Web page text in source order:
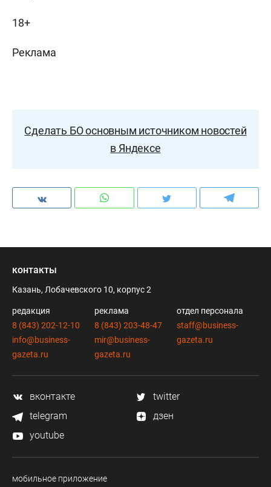
18+
Реклама
Сделать БО основным источником новостей
в Яндексе
контакты
Казань, Лобачевского 10, корпус 2
редакция
8 (843) 202-12-10
info@business-
gazeta.ru
реклама
8 (843) 203-48-47
mir@business-
gazeta.ru
отдел персонала
staff@business-
gazeta.ru
вконтакте
twitter
telegram
дзен
youtube
мобильное приложение